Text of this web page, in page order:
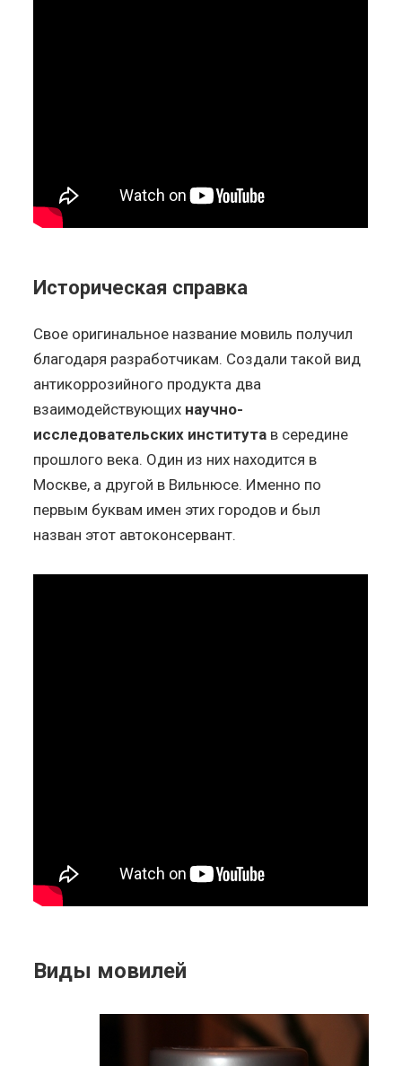
Историческая справка
Свое оригинальное название мовиль получил
благодаря разработчикам. Создали такой вид
антикоррозийного продукта два
взаимодействующих научно-
исследовательских института в середине
прошлого века. Один из них находится в
Москве, а другой в Вильнюсе. Именно по
первым буквам имен этих городов и был
назван этот автоконсервант.
Виды мовилей